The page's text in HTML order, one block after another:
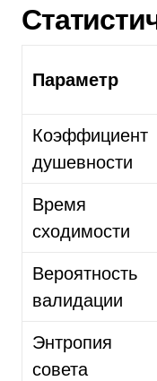
Параметр
Коэффициент
душевности
Время
сходимости
Вероятность
валидации
Энтропия
совета